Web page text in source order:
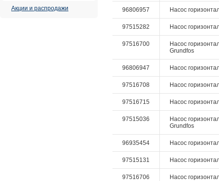
Акции и распродажи 96806957 Насос
97515282 Насос
97516700
Насос
Grundfos
96806947 Насос
97516708 Насос
97516715 Насос
97515036
Насос
Grundfos
96935454 Насос
97515131 Насос
97516706 Насос